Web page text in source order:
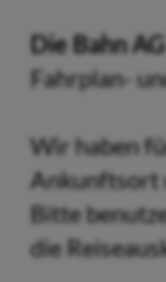
Die Bahn AG
Fahrplan-
Wir haben
Ankunftsort
Bitte
die